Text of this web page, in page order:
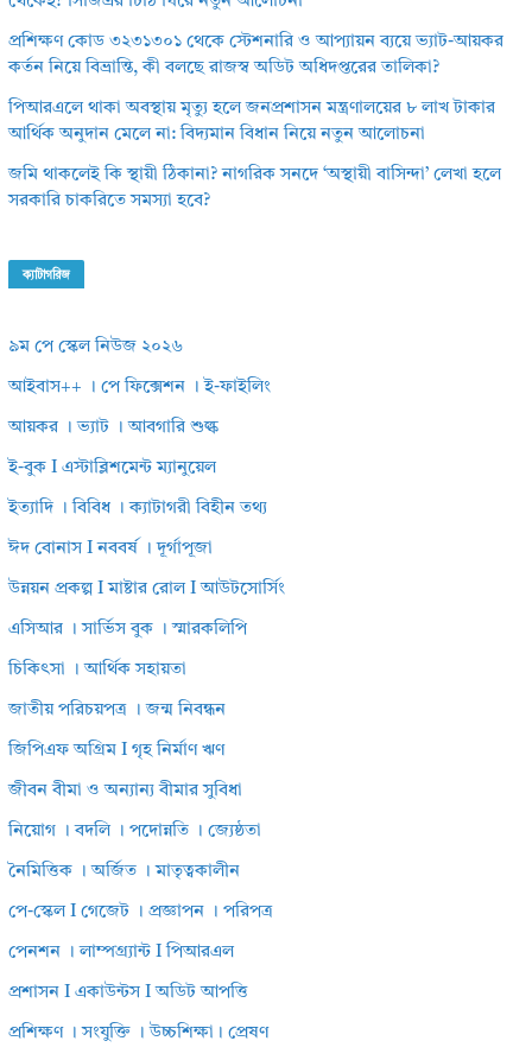
প্রশিক্ষণ কোড ৩২৩১৩০১ থেকে স্টেশনারি ও আপ্যায়ন ব্যয়ে ভ্যাট-আয়কর
কর্তন নিয়ে বিভ্রান্তি, কী বলছে রাজস্ব অডিট অধিদপ্তরের তালিকা?
পিআরএলে থাকা অবস্থায় মৃত্যু হলে জনপ্রশাসন মন্ত্রণালয়ের ৮ লাখ টাকার
আর্থিক অনুদান মেলে না: বিদ্যমান বিধান নিয়ে নতুন আলোচনা
জমি থাকলেই কি স্থায়ী ঠিকানা? নাগরিক সনদে ‘অস্থায়ী বাসিন্দা’ লেখা হলে
সরকারি চাকরিতে সমস্যা হবে?
ক্যাটাগরিজ
৯ম পে স্কেল নিউজ ২০২৬
আইবাস++ । পে ফিক্সেশন । ই-ফাইলিং
আয়কর । ভ্যাট । আবগারি শুল্ক
ই-বুক I এস্টাব্লিশমেন্ট ম্যানুয়েল
ইত্যাদি । বিবিধ । ক্যাটাগরী বিহীন তথ্য
ঈদ বোনাস I নববর্ষ । দূর্গাপূজা
উন্নয়ন প্রকল্প I মাষ্টার রোল I আউটসোর্সিং
এসিআর । সার্ভিস বুক । স্মারকলিপি
চিকিৎসা । আর্থিক সহায়তা
জাতীয় পরিচয়পত্র । জন্ম নিবন্ধন
জিপিএফ অগ্রিম I গৃহ নির্মাণ ঋণ
জীবন বীমা ও অন্যান্য বীমার সুবিধা
নিয়োগ । বদলি । পদোন্নতি । জ্যেষ্ঠতা
নৈমিত্তিক । অর্জিত । মাতৃত্বকালীন
পে-স্কেল I গেজেট । প্রজ্ঞাপন । পরিপত্র
পেনশন । লাম্পগ্র্যান্ট I পিআরএল
প্রশাসন I একাউন্টস I অডিট আপত্তি
প্রশিক্ষণ । সংযুক্তি । উচ্চশিক্ষা। প্রেষণ